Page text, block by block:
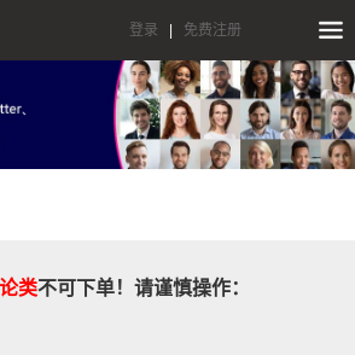
登录 免费注册
类不可下单！请谨慎操作：